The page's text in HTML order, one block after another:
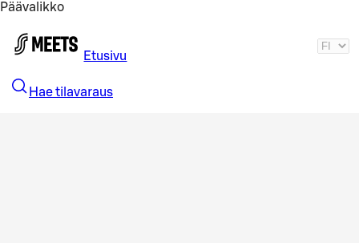
Päävalikko
Etusivu
Hae tilavaraus